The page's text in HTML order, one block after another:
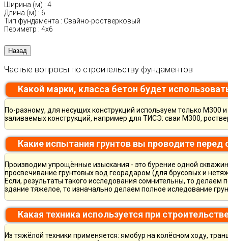
Ширина (м) : 4
Длина (м) : 6
Тип фундамента : Свайно-ростверковый
Периметр : 4х6
Частые вопросы по строительству фундаментов
Какой марки, класса бетон будет
По-разному, для несущих конструкций используем только М300
заливаемых конструкций, например для ТИСЭ: сваи М300,
Какие испытания грунтов вы проводите перед
Производим упрощённые изыскания - это бурение одной
просвечивание грунтовых вод георадаром (для брусовых и
Если, результаты такого исследования сомнительны, то
здание тяжелое, то изначально делаем полное иследование
Какая техника используется при
Из тяжёлой техники применяется: ямобур на колёсном ходу,